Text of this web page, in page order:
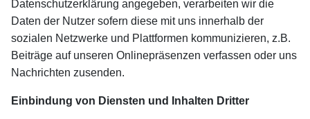
Datenschutzerklärung angegeben, verarbeiten wir die
Daten der Nutzer sofern diese mit uns innerhalb der
sozialen Netzwerke und Plattformen kommunizieren, z.B.
Beiträge auf unseren Onlinepräsenzen verfassen oder uns
Nachrichten zusenden.
Einbindung von Diensten und Inhalten Dritter